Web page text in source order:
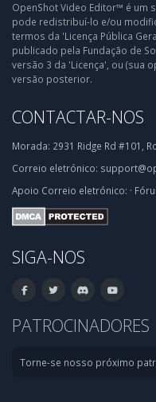
OpenShot Video Editor™ é um
pode redistribuí-lo e/ou
termos da 'Licença Pública
publicado pela Fundação de
versão 3 da 'Licença', ou (sua
versão posterior.
CONTACTAR-NOS
Morada: 2931 Ridge Rd #101,
Correio eletrónico:
Apoio Correio eletrónico: ·
SIGA-NOS
PATROCINADORES
Torne-se nosso próximo